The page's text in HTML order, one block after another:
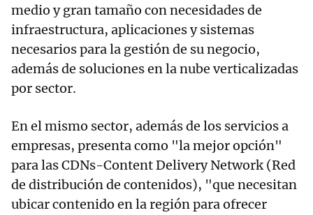
medio y gran tamaño con necesidades de
infraestructura, aplicaciones y sistemas
necesarios para la gestión de su negocio,
además de soluciones en la nube verticalizadas
por sector.
En el mismo sector, además de los servicios a
empresas, presenta como "la mejor opción"
para las CDNs-Content Delivery Network (Red
de distribución de contenidos), "que necesitan
ubicar contenido en la región para ofrecer